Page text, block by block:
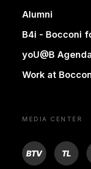
Alumni
B4i - Bocconi
yoU@B
Work at
MEDIA CENTER
BTV TL